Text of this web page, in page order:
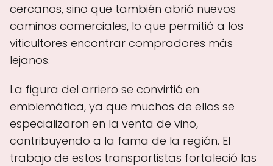
cercanos, sino que también abrió nuevos
caminos comerciales, lo que permitió a los
viticultores encontrar compradores más
lejanos.
La figura del arriero se convirtió en
emblemática, ya que muchos de ellos se
especializaron en la venta de vino,
contribuyendo a la fama de la región. El
trabajo de estos transportistas fortaleció las